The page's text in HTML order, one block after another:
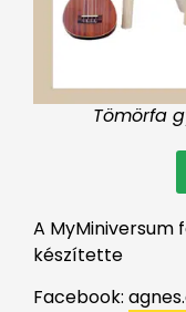
Tömörfa
A MyMiniversum
készítette
Facebook: